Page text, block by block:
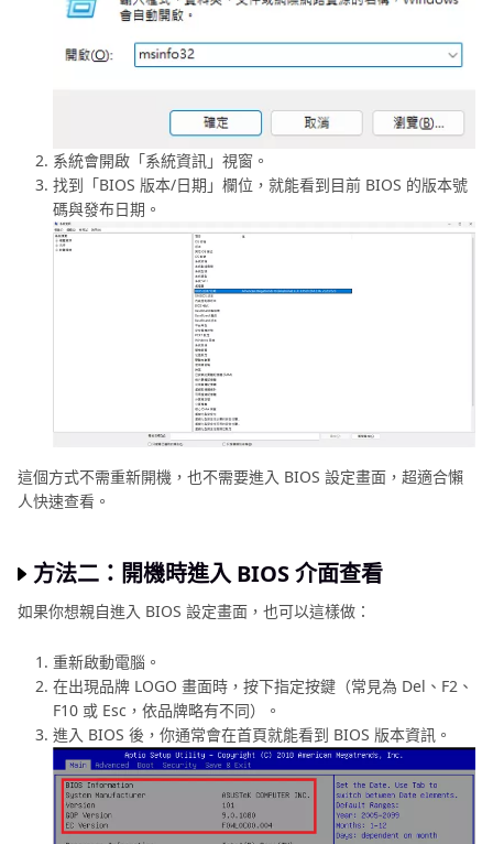
系統會開啟「系統資訊」視窗。
找到「BIOS 版本/日期」欄位，就能看到目前 BIOS 的版本號
碼與發布日期。
這個方式不需重新開機，也不需要進入 BIOS 設定畫面，超適合懶
人快速查看。
方法二：開機時進入 BIOS 介面查看
如果你想親自進入 BIOS 設定畫面，也可以這樣做：
重新啟動電腦。
在出現品牌 LOGO 畫面時，按下指定按鍵（常見為 Del、F2、
F10 或 Esc，依品牌略有不同）。
進入 BIOS 後，你通常會在首頁就能看到 BIOS 版本資訊。